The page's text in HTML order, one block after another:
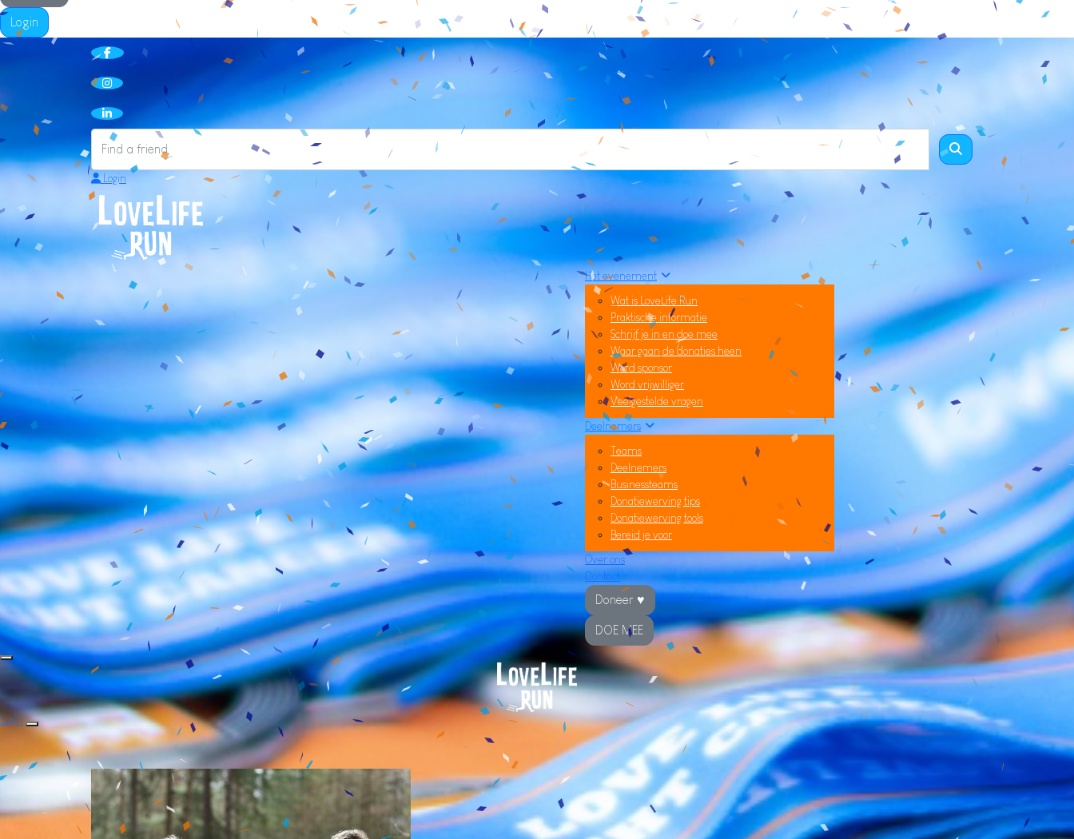
Login
Login
Het evenement
Wat is LoveLife Run
Praktische informatie
Schrijf je in en doe mee
Waar gaan de donaties heen
Word sponsor
Word vrijwilliger
Veelgestelde vragen
Deelnemers
Teams
Deelnemers
Businessteams
Donatiewerving tips
Donatiewerving tools
Bereid je voor
Over ons
Contact
Doneer ♥
DOE MEE
Login